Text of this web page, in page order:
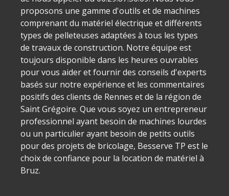
proposons une gamme d'outils et de machines
comprenant du matériel électrique et différents
types de pelleteuses adaptées à tous les types
de travaux de construction. Notre équipe est
toujours disponible dans les heures ouvrables
pour vous aider et fournir des conseils d'experts
basés sur notre expérience et les commentaires
positifs des clients de Rennes et de la région de
Saint Grégoire. Que vous soyez un entrepreneur
professionnel ayant besoin de machines lourdes
ou un particulier ayant besoin de petits outils
pour des projets de bricolage, Besserve TP est le
choix de confiance pour la location de matériel à
Bruz.